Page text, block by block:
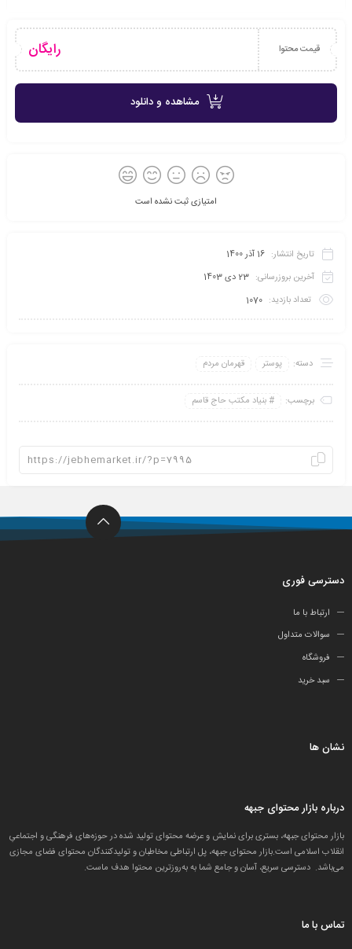
قیمت محتوا رایگان
مشاهده و دانلود
امتیازی ثبت نشده است
تاریخ انتشار: 16 آذر 1400
آخرین بروزرسانی: 23 دی 1403
تعداد بازدید: 1070
دسته: پوستر قهرمان مردم
برچسب: بنیاد مکتب حاج قاسم
دسترسی فوری
ارتباط با ما
سوالات متداول
فروشگاه
سبد خرید
نشان ها
درباره بازار محتوای جبهه
بازار محتوای جبهه، بستری برای نمایش و عرضه محتوای تولید شده در حوزه‌های فرهنگی و اجتماعیِ
انقلاب اسلامی است.بازار محتوای جبهه، پل ارتباطی مخاطبان و تولید‌کنندگان محتوای فضای مجازی
می‌باشد. دسترسی سریع، آسان و جامع شما به به‌روزترین محتوا هدف ماست.
تماس با ما